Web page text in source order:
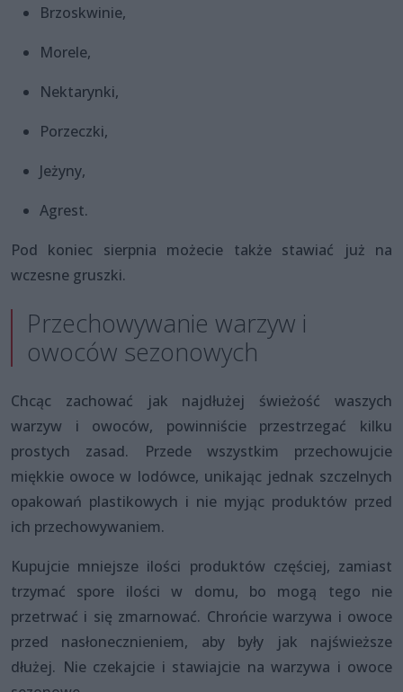
Brzoskwinie,
Morele,
Nektarynki,
Porzeczki,
Jeżyny,
Agrest.
Pod koniec sierpnia możecie także stawiać już na
wczesne gruszki.
Przechowywanie warzyw i
owoców sezonowych
Chcąc zachować jak najdłużej świeżość waszych
warzyw i owoców, powinniście przestrzegać kilku
prostych zasad. Przede wszystkim przechowujcie
miękkie owoce w lodówce, unikając jednak szczelnych
opakowań plastikowych i nie myjąc produktów przed
ich przechowywaniem.
Kupujcie mniejsze ilości produktów częściej, zamiast
trzymać spore ilości w domu, bo mogą tego nie
przetrwać i się zmarnować. Chrońcie warzywa i owoce
przed nasłonecznieniem, aby były jak najświeższe
dłużej. Nie czekajcie i stawiajcie na warzywa i owoce